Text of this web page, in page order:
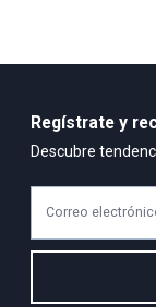
Regístrate y
Descubre
Correo